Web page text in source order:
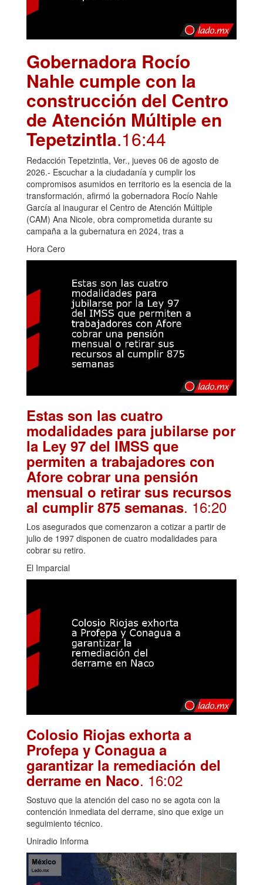
Gobernadora Rocío
Nahle cumple con la
construcción del Centro
de Atención Múltiple en
Tepetzintla.16:44
Redacción Tepetzintla, Ver., jueves 06 de agosto de
2026.- Escuchar a la ciudadanía y cumplir los
compromisos asumidos en territorio es la esencia de la
transformación, afirmó la gobernadora Rocío Nahle
García al inaugurar el Centro de Atención Múltiple
(CAM) Ana Nicole, obra comprometida durante su
campaña a la gubernatura en 2024, tras a
Hora Cero
Estas son las cuatro
modalidades para jubilarse por
la Ley 97 del IMSS que
permiten a trabajadores con
Afore cobrar una pensión
mensual o retirar sus recursos
al cumplir 875 semanas. 16:20
Los asegurados que comenzaron a cotizar a partir de
julio de 1997 disponen de cuatro modalidades para
cobrar su retiro.
El Imparcial
Colosio Riojas exhorta a
Profepa y Conagua a
garantizar la remediación del
derrame en Naco. 16:02
Sostuvo que la atención del caso no se agota con la
contención inmediata del derrame, sino que exige un
seguimiento técnico.
Uniradio Informa